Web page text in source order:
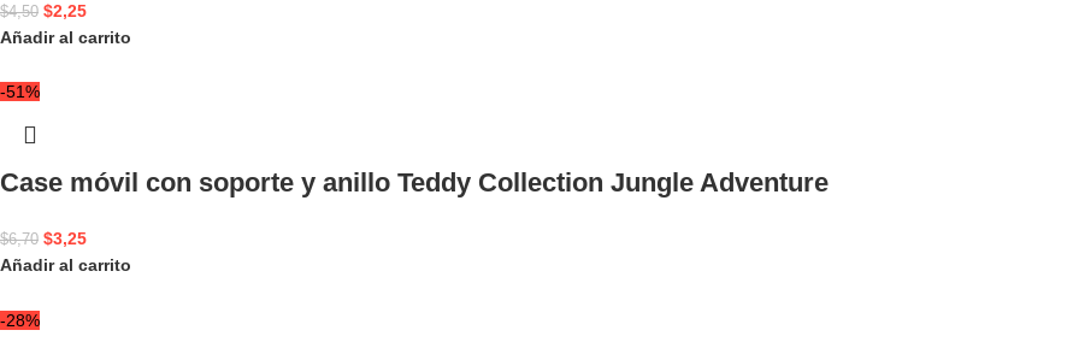
$4,50 $2,25
Añadir al carrito
-51%
Case móvil con soporte y anillo Teddy Collection Jungle Adventure
$6,70 $3,25
Añadir al carrito
-28%